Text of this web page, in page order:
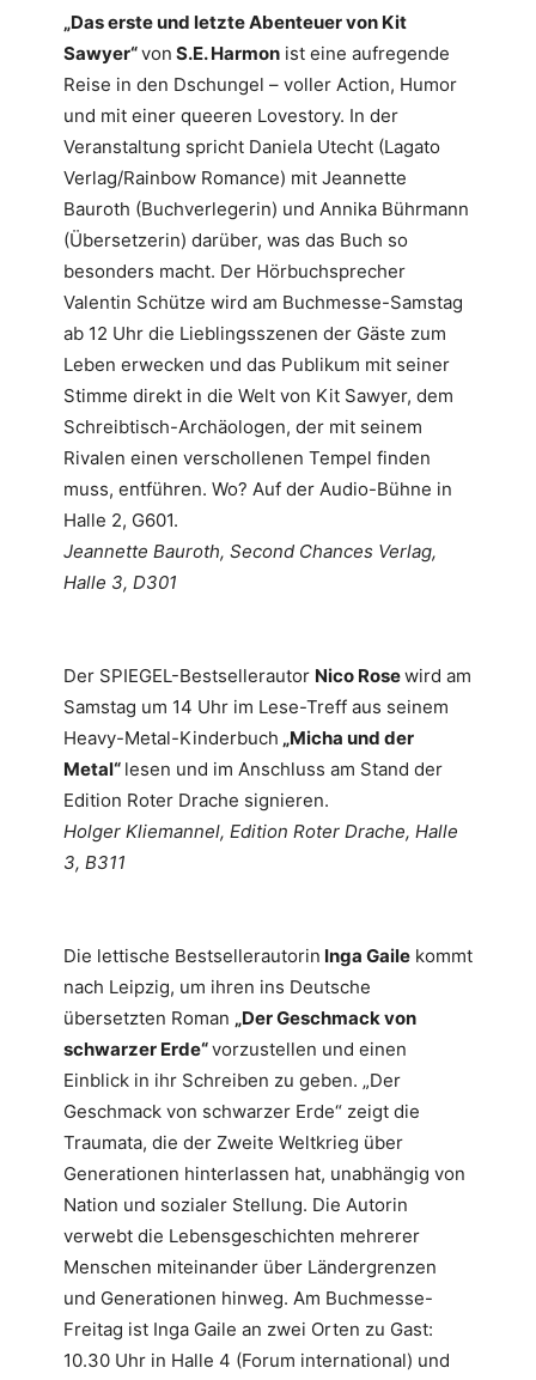
„Das erste und letzte Abenteuer von Kit
Sawyer“von S.E. Harmonist eine aufregende
Reise in den Dschungel – voller Action, Humor
und mit einer queeren Lovestory. In der
Veranstaltung spricht Daniela Utecht (Lagato
Verlag/Rainbow Romance) mit Jeannette
Bauroth (Buchverlegerin) und Annika Bührmann
(Übersetzerin) darüber, was das Buch so
besonders macht. Der Hörbuchsprecher
Valentin Schütze wird am Buchmesse-Samstag
ab 12 Uhr die Lieblingsszenen der Gäste zum
Leben erwecken und das Publikum mit seiner
Stimme direkt in die Welt von Kit Sawyer, dem
Schreibtisch-Archäologen, der mit seinem
Rivalen einen verschollenen Tempel finden
muss, entführen. Wo? Auf der Audio-Bühne in
Halle 2, G601.
Jeannette Bauroth, Second Chances Verlag,
Halle 3, D301
Der SPIEGEL-Bestsellerautor Nico Rosewird am
Samstag um 14 Uhr im Lese-Treff aus seinem
Heavy-Metal-Kinderbuch „Micha und der
Metal“ lesen und im Anschluss am Stand der
Edition Roter Drache signieren.
Holger Kliemannel, Edition Roter Drache, Halle
3, B311
Die lettische Bestsellerautorin Inga Gailekommt
nach Leipzig, um ihren ins Deutsche
übersetzten Roman „Der Geschmack von
schwarzer Erde“vorzustellen und einen
Einblick in ihr Schreiben zu geben. „Der
Geschmack von schwarzer Erde“ zeigt die
Traumata, die der Zweite Weltkrieg über
Generationen hinterlassen hat, unabhängig von
Nation und sozialer Stellung. Die Autorin
verwebt die Lebensgeschichten mehrerer
Menschen miteinander über Ländergrenzen
und Generationen hinweg. Am Buchmesse-
Freitag ist Inga Gaile an zwei Orten zu Gast:
10.30 Uhr in Halle 4 (Forum international) und